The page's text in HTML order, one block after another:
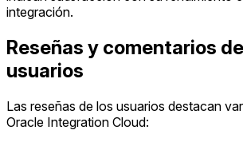
integración.
Reseñas y comentarios
usuarios
Las reseñas de los usuarios destacan
Oracle Integration Cloud: